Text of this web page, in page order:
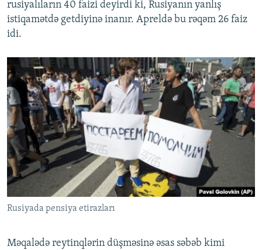
rusiyalıların 40 faizi deyirdi ki, Rusiyanın yanlış
istiqamətdə getdiyinə inanır. Apreldə bu rəqəm 26 faiz
idi.
Rusiyada pensiya etirazları
Məqalədə reytinqlərin düşməsinə əsas səbəb kimi